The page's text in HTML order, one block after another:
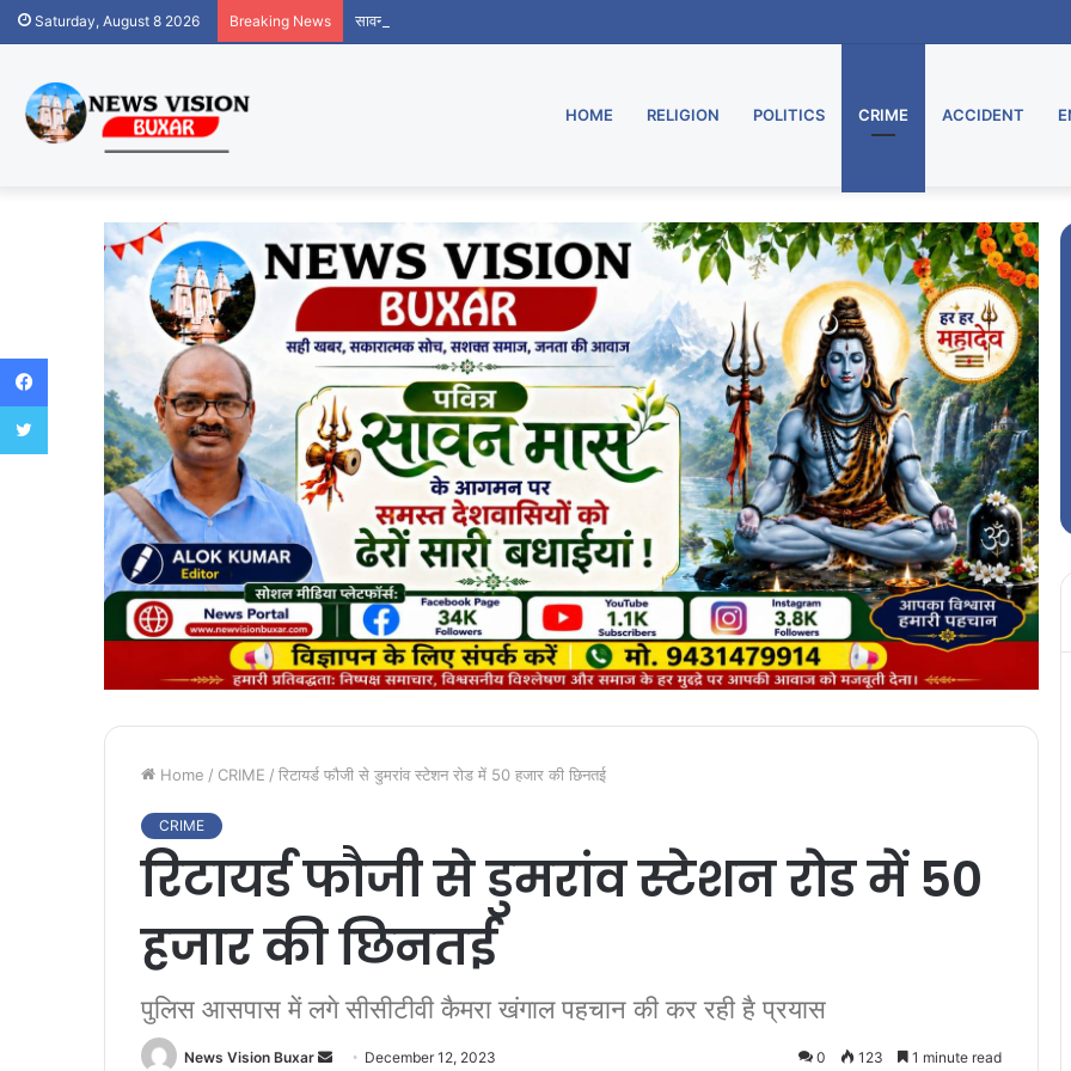
Saturday, August 8 2026 Breaking News सावन के रंग में रंगा केसरवानी समाज, महिलाओं ने धूमधाम से मनाया सावन महोत्सव
HOME RELIGION POLITICS CRIME ACCIDENT
Home / CRIME / रिटायर्ड फौजी से डुमरांव स्टेशन रोड में 50 हजार की छिनतई
CRIME
रिटायर्ड फौजी से डुमरांव स्टेशन रोड में 50
हजार की छिनतई
पुलिस आसपास में लगे सीसीटीवी कैमरा खंगाल पहचान की कर रही है प्रयास
News Vision Buxar December 12, 2023 0 123 1 minute read
Facebook